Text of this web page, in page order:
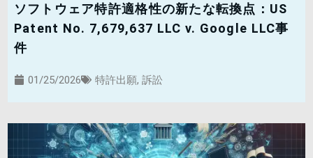
ソフトウェア特許適格性の新たな転換点：US
Patent No. 7,679,637 LLC v. Google LLC事
件
01/25/2026 特許出願, 訴訟